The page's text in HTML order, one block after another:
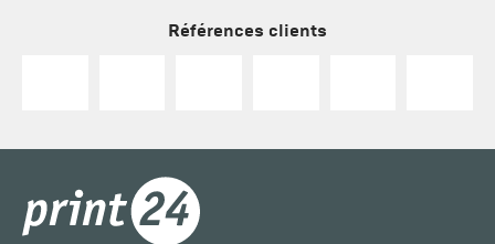
Références clients